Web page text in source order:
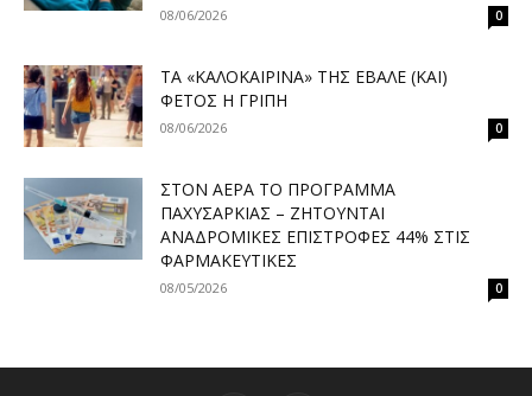
08/06/2026 0
ΤΑ «ΚΑΛΟΚΑΙΡΙΝΆ» ΤΗΣ ΈΒΑΛΕ (ΚΑΙ)
ΦΈΤΟΣ Η ΓΡΊΠΗ
08/06/2026 0
ΣΤΟΝ ΑΈΡΑ ΤΟ ΠΡΌΓΡΑΜΜΑ
ΠΑΧΥΣΑΡΚΊΑΣ – ΖΗΤΟΎΝΤΑΙ
ΑΝΑΔΡΟΜΙΚΈΣ ΕΠΙΣΤΡΟΦΈΣ 44% ΣΤΙΣ
ΦΑΡΜΑΚΕΥΤΙΚΈΣ
08/05/2026 0